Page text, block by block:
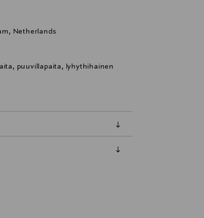
Netherlands
puuvillapaita, lyhythihainen